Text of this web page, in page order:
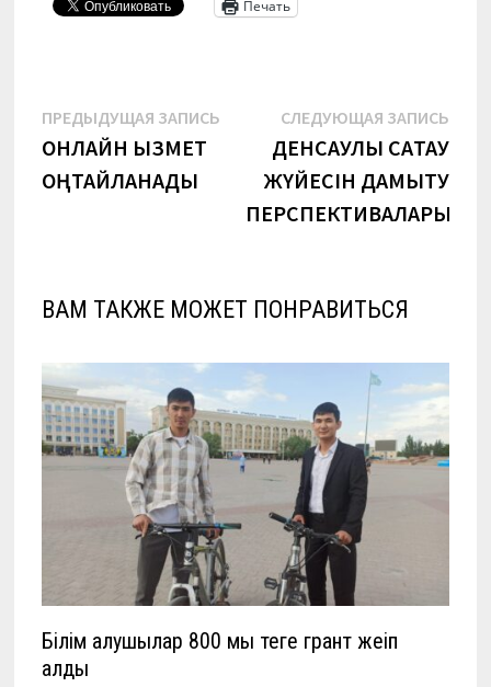
Печать
Навигация
по
записям
ПРЕДЫДУЩАЯ ЗАПИСЬПредыдущая
запись:
ОНЛАЙН ҚЫЗМЕТ
ОҢТАЙЛАНАДЫ
СЛЕДУЮЩАЯ ЗАПИСЬ
ДЕНСАУЛЫҚ САҚТАУ
ЖҮЙЕСІН ДАМЫТУ
ПЕРСПЕКТИВАЛАРЫ
ВАМ ТАКЖЕ МОЖЕТ ПОНРАВИТЬСЯ
Білім алушылар 800 мың теңге грант жеңіп
алды